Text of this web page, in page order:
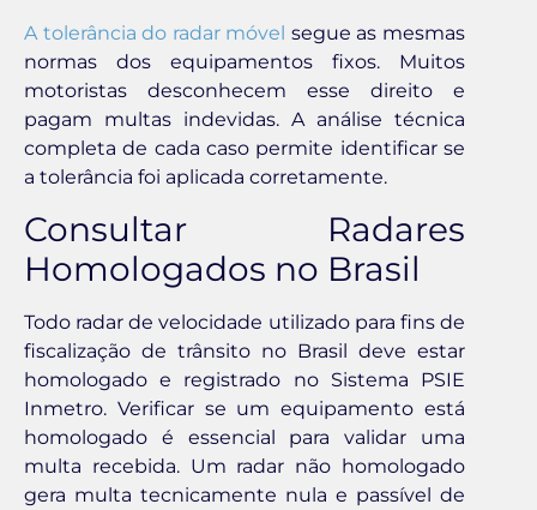
A tolerância do radar móvel segue as mesmas
normas dos equipamentos fixos. Muitos
motoristas desconhecem esse direito e
pagam multas indevidas. A análise técnica
completa de cada caso permite identificar se
a tolerância foi aplicada corretamente.
Consultar Radares
Homologados no Brasil
Todo radar de velocidade utilizado para fins de
fiscalização de trânsito no Brasil deve estar
homologado e registrado no Sistema PSIE
Inmetro. Verificar se um equipamento está
homologado é essencial para validar uma
multa recebida. Um radar não homologado
gera multa tecnicamente nula e passível de